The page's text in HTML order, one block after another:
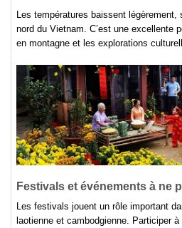
Les températures baissent
nord du Vietnam. C’est une excellente
en montagne et les explorations
Festivals et événements à ne
Les festivals jouent un rôle important
laotienne et cambodgienne. Participer